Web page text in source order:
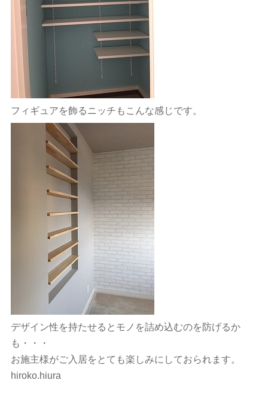
フィギュアを飾るニッチもこんな感じです。
デザイン性を持たせるとモノを詰め込むのを防げるか
も・・・
お施主様がご入居をとても楽しみにしておられます。
hiroko.hiura